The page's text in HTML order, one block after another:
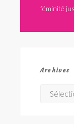
féminité
Archives